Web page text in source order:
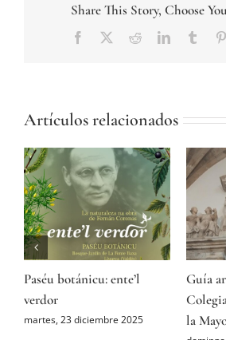
Share This Story, Choose
Facebook
TwitterRedditLinkedIn
Artículos relacionados
Paséu botánicu: ente’l
verdor
martes, 23 diciembre 2025
Guía
la